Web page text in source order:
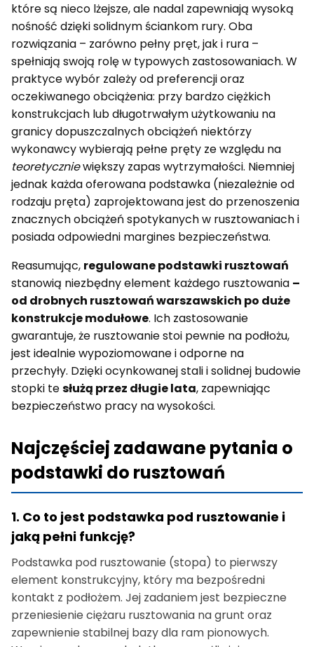
które są nieco lżejsze, ale nadal zapewniają wysoką
nośność dzięki solidnym ściankom rury. Oba
rozwiązania – zarówno pełny pręt, jak i rura –
spełniają swoją rolę w typowych zastosowaniach. W
praktyce wybór zależy od preferencji oraz
oczekiwanego obciążenia: przy bardzo ciężkich
konstrukcjach lub długotrwałym użytkowaniu na
granicy dopuszczalnych obciążeń niektórzy
wykonawcy wybierają pełne pręty ze względu na
teoretyczniewiększy zapas wytrzymałości. Niemniej
jednak każda oferowana podstawka (niezależnie od
rodzaju pręta) zaprojektowana jest do przenoszenia
znacznych obciążeń spotykanych w rusztowaniach i
posiada odpowiedni margines bezpieczeństwa.
Reasumując, regulowane podstawki rusztowań
stanowią niezbędny element każdego rusztowania –
od drobnych rusztowań warszawskich po duże
konstrukcje modułowe. Ich zastosowanie
gwarantuje, że rusztowanie stoi pewnie na podłożu,
jest idealnie wypoziomowane i odporne na
przechyły. Dzięki ocynkowanej stali i solidnej budowie
stopki tesłużą przez długie lata, zapewniając
bezpieczeństwo pracy na wysokości.
Najczęściej zadawane pytania o
podstawki do rusztowań
1. Co to jest podstawka pod rusztowanie i
jaką pełni funkcję?
Podstawka pod rusztowanie (stopa) to pierwszy
element konstrukcyjny, który ma bezpośredni
kontakt z podłożem. Jej zadaniem jest bezpieczne
przeniesienie ciężaru rusztowania na grunt oraz
zapewnienie stabilnej bazy dla ram pionowych.